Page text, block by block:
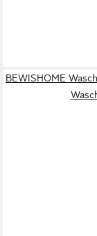
BEWISHOME